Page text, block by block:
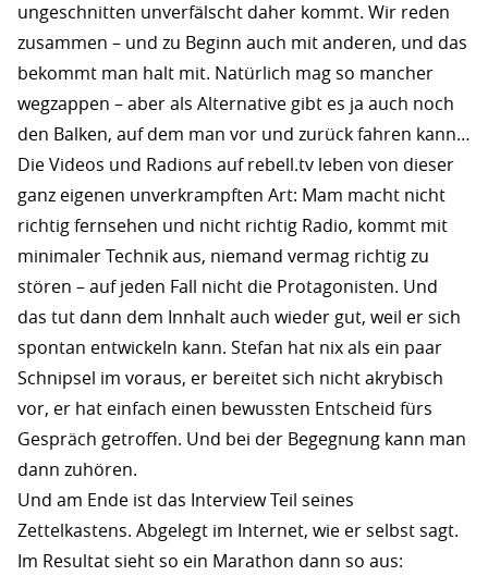
ungeschnitten unverfälscht daher kommt. Wir reden
zusammen – und zu Beginn auch mit anderen, und das
bekommt man halt mit. Natürlich mag so mancher
wegzappen – aber als Alternative gibt es ja auch noch
den Balken, auf dem man vor und zurück fahren kann…
Die Videos und Radions auf rebell.tv leben von dieser
ganz eigenen unverkrampften Art: Mam macht nicht
richtig fernsehen und nicht richtig Radio, kommt mit
minimaler Technik aus, niemand vermag richtig zu
stören – auf jeden Fall nicht die Protagonisten. Und
das tut dann dem Innhalt auch wieder gut, weil er sich
spontan entwickeln kann. Stefan hat nix als ein paar
Schnipsel im voraus, er bereitet sich nicht akrybisch
vor, er hat einfach einen bewussten Entscheid fürs
Gespräch getroffen. Und bei der Begegnung kann man
dann zuhören.
Und am Ende ist das Interview Teil seines
Zettelkastens. Abgelegt im Internet, wie er selbst sagt.
Im Resultat sieht so ein Marathon dann so aus: